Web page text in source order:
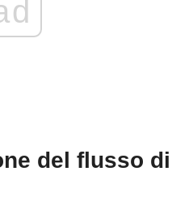
del flusso di